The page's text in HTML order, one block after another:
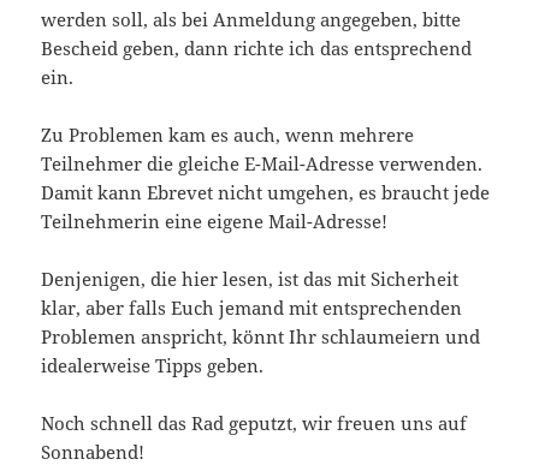
werden soll, als bei Anmeldung angegeben, bitte
Bescheid geben, dann richte ich das entsprechend
ein.
Zu Problemen kam es auch, wenn mehrere
Teilnehmer die gleiche E-Mail-Adresse verwenden.
Damit kann Ebrevet nicht umgehen, es braucht jede
Teilnehmerin eine eigene Mail-Adresse!
Denjenigen, die hier lesen, ist das mit Sicherheit
klar, aber falls Euch jemand mit entsprechenden
Problemen anspricht, könnt Ihr schlaumeiern und
idealerweise Tipps geben.
Noch schnell das Rad geputzt, wir freuen uns auf
Sonnabend!